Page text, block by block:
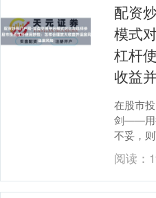
配资
模式
杠杆
收益
在股市
剑——用
不妥，
持杠杆
别于平
阅读：